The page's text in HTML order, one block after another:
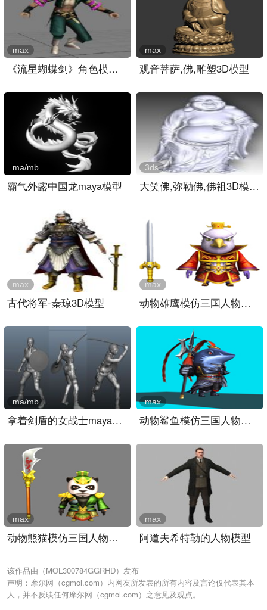
《流星蝴蝶剑》角色模型带..
max
观音菩萨,佛,雕塑3D模型
max
霸气外露中国龙maya模型
ma/mb
大笑佛,弥勒佛,佛祖3D模型..
3ds
古代将军-秦琼3D模型
max
动物雄鹰模仿三国人物曹操..
max
拿着剑盾的女战士maya模型..
ma/mb
动物鲨鱼模仿三国人物吕布..
max
动物熊猫模仿三国人物关羽..
max
阿道夫希特勒的人物模型
max
该作品由（MOL300784GGRHD）发布
声明：摩尔网（cgmol.com）内网友所发表的所有内容及言论仅代表其本
人，并不反映任何摩尔网（cgmol.com）之意见及观点。